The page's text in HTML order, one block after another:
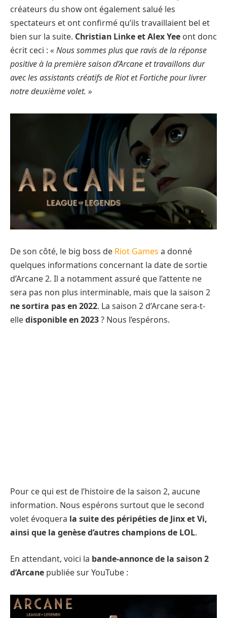
créateurs du show ont également salué les
spectateurs et ont confirmé qu’ils travaillaient bel et
bien sur la suite. Christian Linke et Alex Yee ont donc
écrit ceci : « Nous sommes plus que ravis de la réponse
positive à la première saison d’Arcane et travaillons dur
avec les assistants créatifs de Riot et Fortiche pour livrer
notre deuxième volet. »
De son côté, le big boss de Riot Games a donné
quelques informations concernant la date de sortie
d’Arcane 2. Il a notamment assuré que l’attente ne
sera pas non plus interminable, mais que la saison 2
ne sortira pas en 2022. La saison 2 d’Arcane sera-t-
elledisponible en 2023? Nous l’espérons.
Pour ce qui est de l’histoire de la saison 2, aucune
information. Nous espérons surtout que le second
volet évoquera la suite des péripéties de Jinx et Vi,
ainsi que la genèse d’autres champions de LOL.
En attendant, voici la bande-annonce de la saison 2
d’Arcane publiée sur YouTube :